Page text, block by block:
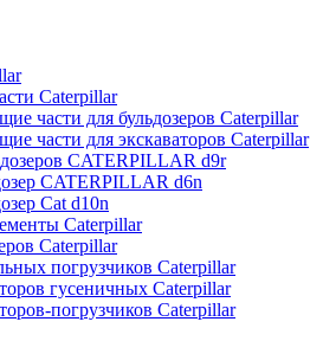
Caterpillar
части для бульдозеров Caterpillar
части для экскаваторов Caterpillar
CATERPILLAR d9r
CATERPILLAR d6n
Сat d10n
Caterpillar
Caterpillar
погрузчиков Caterpillar
гусеничных Caterpillar
погрузчиков Caterpillar